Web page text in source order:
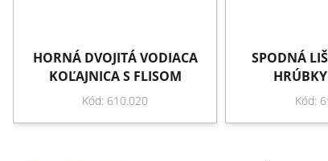
HORNÁ DVOJITÁ VODIACA
KOĽAJNICA S FLISOM
Kód: 610.020
SPODNÁ
Kód: